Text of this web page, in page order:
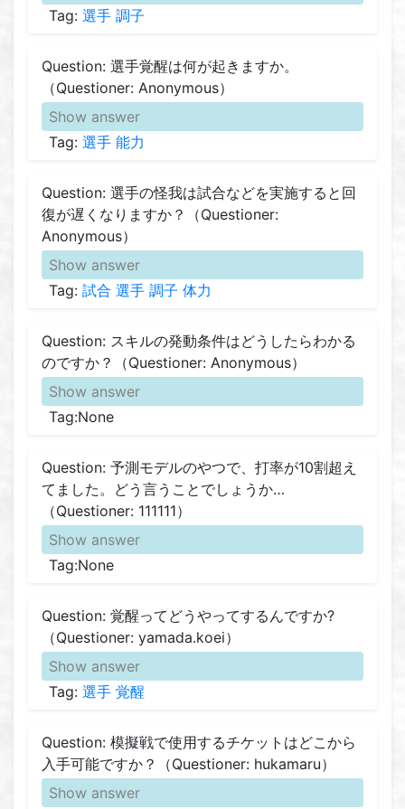
Tag: 選手 調子
Question: 選手覚醒は何が起きますか。
（Questioner: Anonymous）
Show answer
Tag: 選手 能力
Question: 選手の怪我は試合などを実施すると回
復が遅くなりますか？（Questioner:
Anonymous）
Show answer
Tag: 試合 選手 調子 体力
Question: スキルの発動条件はどうしたらわかる
のですか？（Questioner: Anonymous）
Show answer
Tag:None
Question: 予測モデルのやつで、打率が10割超え
てました。どう言うことでしょうか…
（Questioner: 111111）
Show answer
Tag:None
Question: 覚醒ってどうやってするんですか?
（Questioner: yamada.koei）
Show answer
Tag: 選手 覚醒
Question: 模擬戦で使用するチケットはどこから
入手可能ですか？（Questioner: hukamaru）
Show answer